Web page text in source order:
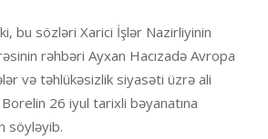
bu sözləri Xarici İşlər Nazirliyinin
rəhbəri Ayxan Hacızadə Avropa
və təhlükəsizlik siyasəti üzrə ali
26 iyul tarixli bəyanatına
söyləyib.